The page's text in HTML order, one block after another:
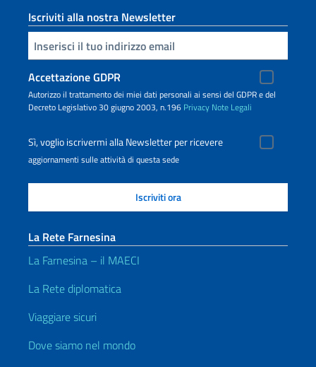
Iscriviti alla nostra Newsletter
Inserisci la tua email
Accettazione GDPR
Autorizzo il trattamento dei miei dati personali ai sensi del GDPR e del
Decreto Legislativo 30 giugno 2003, n.196 Privacy Note Legali
Sì, voglio iscrivermi alla Newsletter per ricevere
aggiornamenti sulle attività di questa sede
La Rete Farnesina
La Farnesina – il MAECI
La Rete diplomatica
Viaggiare sicuri
Dove siamo nel mondo